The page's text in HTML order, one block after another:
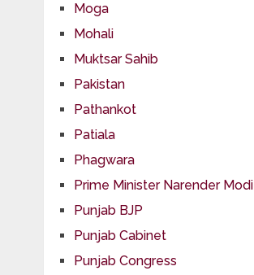
Moga
Mohali
Muktsar Sahib
Pakistan
Pathankot
Patiala
Phagwara
Prime Minister Narender Modi
Punjab BJP
Punjab Cabinet
Punjab Congress